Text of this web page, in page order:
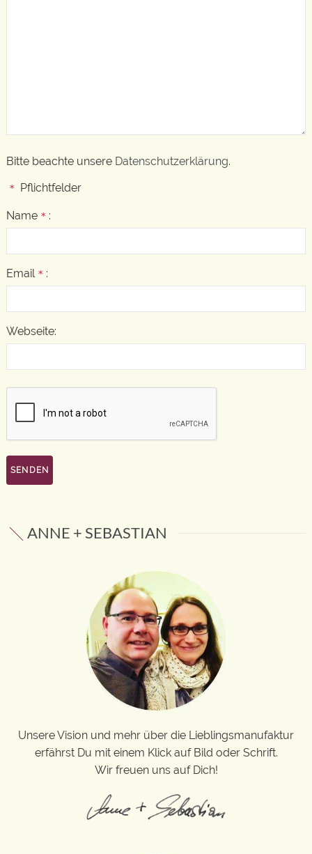
Bitte beachte unsere Datenschutzerklärung.
* Pflichtfelder
Name * :
Email * :
Webseite:
ANNE + SEBASTIAN
Unsere Vision und mehr über die Lieblingsmanufaktur
erfährst Du mit einem Klick auf Bild oder Schrift.
Wir freuen uns auf Dich!